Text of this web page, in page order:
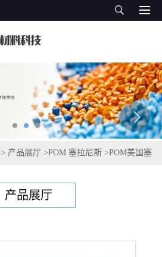
> 产品展厅 >POM 塞拉尼斯 >POM美国塞
产品展厅